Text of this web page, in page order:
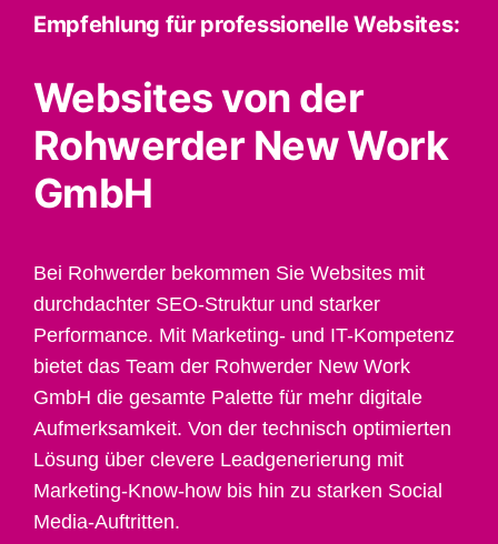
Empfehlung für professionelle Websites:
Websites von der
Rohwerder New Work
GmbH
Bei Rohwerder bekommen Sie Websites mit
durchdachter SEO-Struktur und starker
Performance. Mit Marketing- und IT-Kompetenz
bietet das Team der Rohwerder New Work
GmbH die gesamte Palette für mehr digitale
Aufmerksamkeit. Von der technisch optimierten
Lösung über clevere Leadgenerierung mit
Marketing-Know-how bis hin zu starken Social
Media-Auftritten.